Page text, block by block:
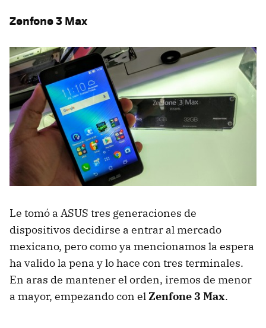
Zenfone 3 Max
Le tomó a ASUS tres generaciones de
dispositivos decidirse a entrar al mercado
mexicano, pero como ya mencionamos la espera
ha valido la pena y lo hace con tres terminales.
En aras de mantener el orden, iremos de menor
a mayor, empezando con elZenfone 3 Max.